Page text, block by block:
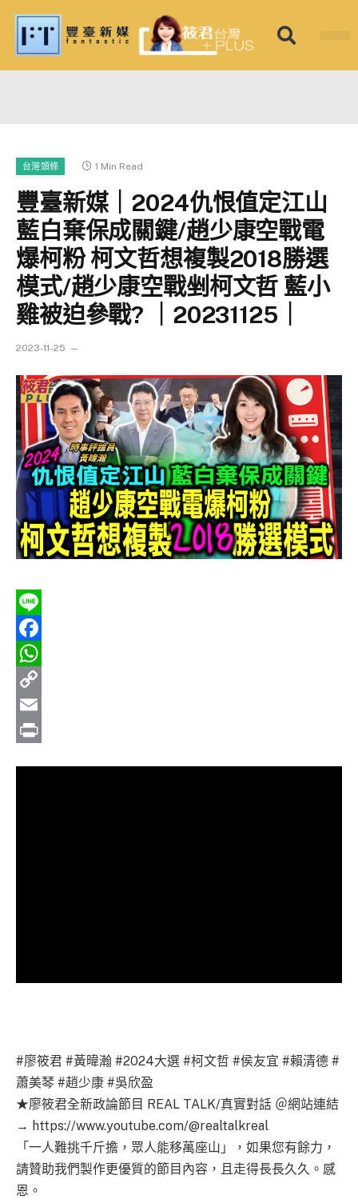
台灣頭條 1 Min Read
豐臺新媒｜2024仇恨值定江山
藍白棄保成關鍵/趙少康空戰電
爆柯粉 柯文哲想複製2018勝選
模式/趙少康空戰剉柯文哲 藍小
雞被迫參戰? ｜20231125｜
2023-11-25
Line
Facebook
WhatsApp
Copy
Link
Email
#廖筱君 #黃暐瀚 #2024大選 #柯文哲 #侯友宜 #賴清德 #
蕭美琴 #趙少康 #吳欣盈
★廖筱君全新政論節目 REAL TALK/真實對話 ＠網站連結
→ https://www.youtube.com/@realtalkreal
「一人難挑千斤擔，眾人能移萬座山」，如果您有餘力，
請贊助我們製作更優質的節目內容，且走得長長久久。感
恩。